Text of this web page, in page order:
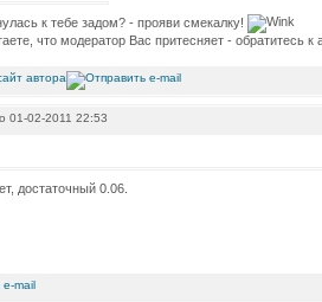
к тебе задом? - прояви смекалку!
что модератор Вас притесняет - обратитесь к
01-02-2011 22:53
достаточный 0.06.